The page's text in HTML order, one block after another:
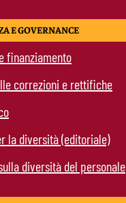
E GOVERNANCE
finanziamento
correzioni e rettifiche
la diversità (editoriale)
diversità del personale